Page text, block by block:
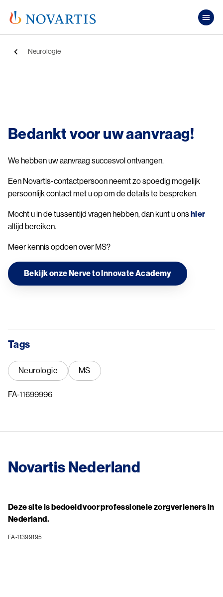
Kruimelpad
Neurologie
Bedankt voor uw aanvraag!
We hebben uw aanvraag succesvol ontvangen.
Een Novartis-contactpersoon neemt zo spoedig mogelijk
persoonlijk contact met u op om de details te bespreken.
Mocht u in de tussentijd vragen hebben, dan kunt u ons hier
altijd bereiken.
Meer kennis opdoen over MS?
Bekijk onze Nerve to Innovate Academy
Tags
Neurologie MS
FA-11699996
Novartis Nederland
Deze site is bedoeld voor professionele zorgverleners in
Nederland.
FA-11399195